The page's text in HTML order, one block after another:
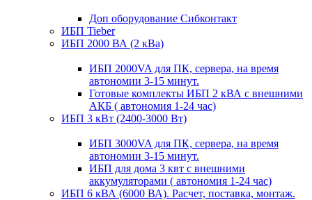
Доп оборудование Сибконтакт
ИБП Tieber
ИБП 2000 ВА (2 кВа)
ИБП 2000VA для ПК, сервера, на время
автономии 3-15 минут.
Готовые комплекты ИБП 2 кВА с внешними
АКБ ( автономия 1-24 час)
ИБП 3 кВт (2400-3000 Вт)
ИБП 3000VA для ПК, сервера, на время
автономии 3-15 минут.
ИБП для дома 3 квт с внешними
аккумуляторами ( автономия 1-24 час)
ИБП 6 кВА (6000 ВА). Расчет, поставка, монтаж.